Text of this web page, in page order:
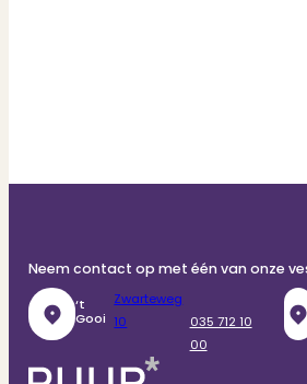
Neem contact op met één van onze
‘t
Gooi
Zwarteweg
10
035 712 10
00